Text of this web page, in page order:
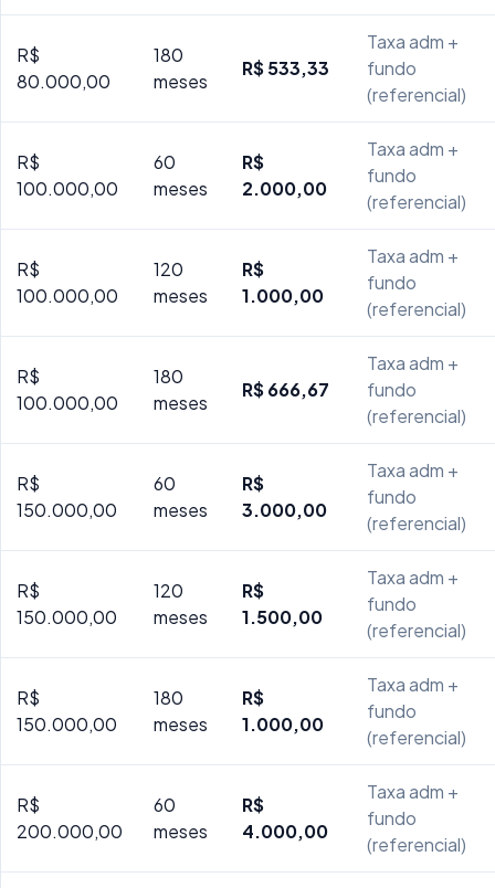
R$
80.000,00
180
meses
R$ 533,33
Taxa adm +
fundo
(referencial)
R$
100.000,00
60
meses
R$
2.000,00
Taxa adm +
fundo
(referencial)
R$
100.000,00
120
meses
R$
1.000,00
Taxa adm +
fundo
(referencial)
R$
100.000,00
180
meses
R$ 666,67
Taxa adm +
fundo
(referencial)
R$
150.000,00
60
meses
R$
3.000,00
Taxa adm +
fundo
(referencial)
R$
150.000,00
120
meses
R$
1.500,00
Taxa adm +
fundo
(referencial)
R$
150.000,00
180
meses
R$
1.000,00
Taxa adm +
fundo
(referencial)
R$
200.000,00
60
meses
R$
4.000,00
Taxa adm +
fundo
(referencial)